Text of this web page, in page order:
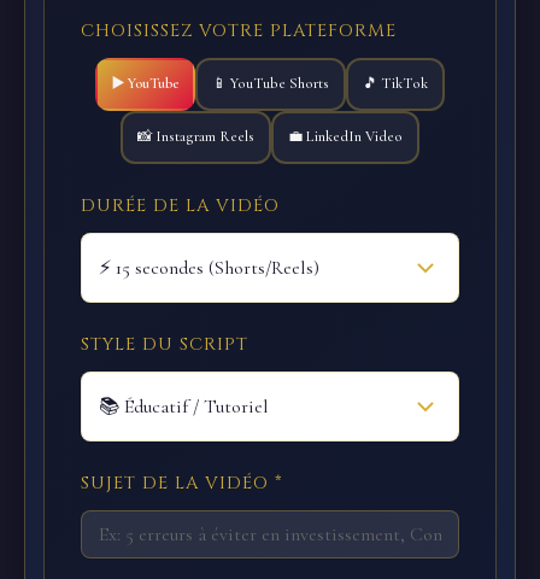
CHOISISSEZ VOTRE PLATEFORME
▶️ YouTube 📱 YouTube Shorts 🎵 TikTok
📸 Instagram Reels 💼 LinkedIn Video
DURÉE DE LA VIDÉO
STYLE DU SCRIPT
SUJET DE LA VIDÉO *